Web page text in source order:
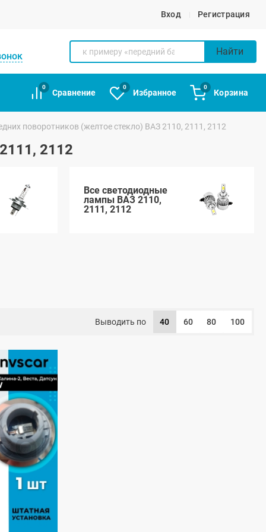
Вход Регистрация
Найти
0
Сравнение
0
Избранное
0
Корзина
поворотников (желтое стекло) ВАЗ 2110, 2111, 2112
2112
Все светодиодные
лампы ВАЗ 2110,
2111, 2112
Выводить по 40 60 80 100